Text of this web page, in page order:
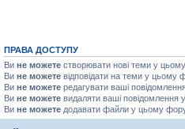
ПРАВА ДОСТУПУ
Ви не можете створювати нові теми у
Ви не можете відповідати на теми у цьому
Ви не можете редагувати ваші
Ви не можете видаляти ваші повідомлення
Ви не можете додавати файли у цьому